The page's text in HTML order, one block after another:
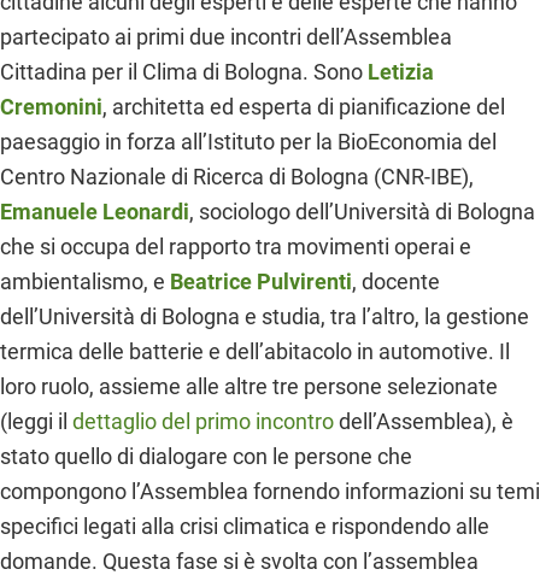
partecipato ai primi due incontri dell’Assemblea
Cittadina per il Clima di Bologna. Sono Letizia
Cremonini, architetta ed esperta di pianificazione del
paesaggio in forza all’Istituto per la BioEconomia del
Centro Nazionale di Ricerca di Bologna (CNR-IBE),
Emanuele Leonardi, sociologo dell’Università di Bologna
che si occupa del rapporto tra movimenti operai e
ambientalismo, e Beatrice Pulvirenti, docente
dell’Università di Bologna e studia, tra l’altro, la gestione
termica delle batterie e dell’abitacolo in automotive. Il
loro ruolo, assieme alle altre tre persone selezionate
(leggi il dettaglio del primo incontrodell’Assemblea), è
stato quello di dialogare con le persone che
compongono l’Assemblea fornendo informazioni su temi
specifici legati alla crisi climatica e rispondendo alle
domande. Questa fase si è svolta con l’assemblea